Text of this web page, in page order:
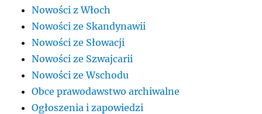
Nowości z Włoch
Nowości ze Skandynawii
Nowości ze Słowacji
Nowości ze Szwajcarii
Nowości ze Wschodu
Obce prawodawstwo archiwalne
Ogłoszenia i zapowiedzi